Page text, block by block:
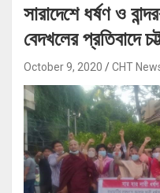
সারাদেশে ধর্ষণ ও
বেদখলের প্রতিবাদে
October 9, 2020 CHT